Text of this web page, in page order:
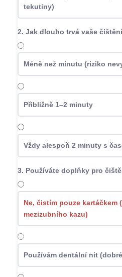
tekutiny)
2. Jak dlouho trvá vaše
Méně než minutu (riziko
Přibližně 1–2 minuty
Vždy alespoň 2 minuty s
3. Používáte doplňky pro
Ne, čistím pouze kartáčkem
mezizubního kazu)
Používám dentální nit